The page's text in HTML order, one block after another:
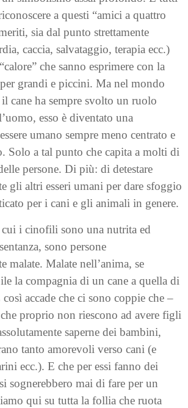
a questi “amici a quattro
sia dal punto strettamente
caccia, salvataggio, terapia ecc.)
che sanno esprimere con la
grandi e piccini. Ma nel mondo
cane ha sempre svolto un ruolo
esso è diventato una
umano sempre meno centrato e
Solo a tal punto che capita a molti di
persone. Di più: di detestare
gli altri esseri umani per dare sfoggio
per i cani e gli animali in genere.
i cinofili sono una nutrita ed
sono persone
malate. Malate nell’anima, se
la compagnia di un cane a quella di
accade che ci sono coppie che –
proprio non riescono ad avere figli
saperne dei bambini,
tanto amorevoli verso cani (e
ecc.). E che per essi fanno dei
sognerebbero mai di fare per un
qui su tutta la follia che ruota